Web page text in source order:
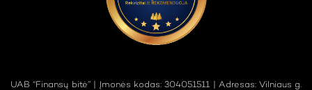
UAB “Finansų bitė” | Įmonės kodas: 304051511 | Adresas: Vilniaus g.